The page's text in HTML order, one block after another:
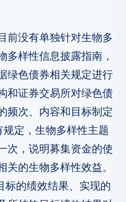
前没有单独针对生物多
多样性信息披露指南，
绿色债券相关规定进行
和证券交易所对绿色债
频次、内容和目标制定
规定，生物多样性主题
次，说明募集资金的使
关的生物多样性效益。
标的绩效结果、实现的